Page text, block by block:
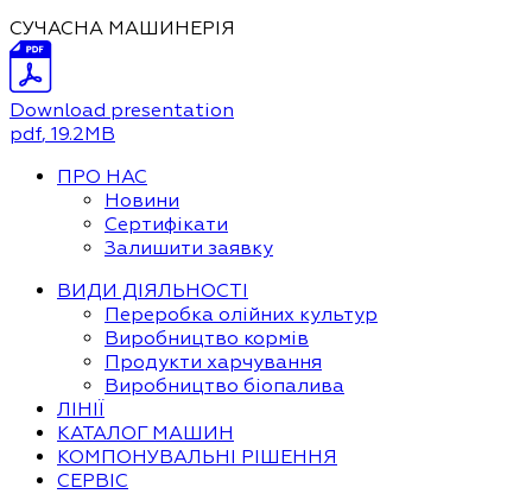
СУЧАСНА МАШИНЕРІЯ
Download presentation
pdf, 19.2MB
ПРО НАС
Новини
Сертифікати
Залишити заявку
ВИДИ ДІЯЛЬНОСТІ
Переробка олійних культур
Виробництво кормів
Продукти харчування
Виробництво біопалива
ЛІНІЇ
КАТАЛОГ МАШИН
КОМПОНУВАЛЬНІ РІШЕННЯ
СЕРВІС